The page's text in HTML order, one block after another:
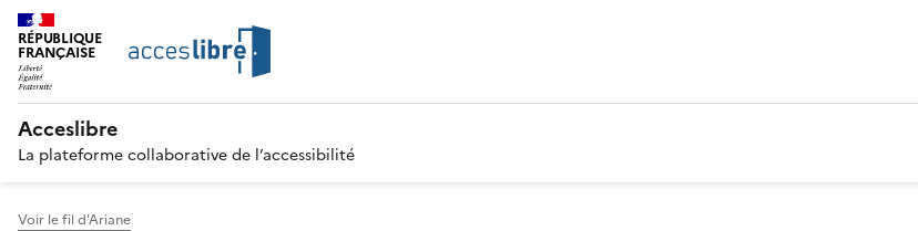
RÉPUBLIQUE
FRANÇAISE
Acceslibre
La plateforme collaborative de l’accessibilité
Voir le fil d'Ariane